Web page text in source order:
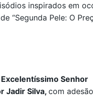
inspirados em
“Segunda Pele: O
Excelentíssimo Senhor
Jadir Silva,com